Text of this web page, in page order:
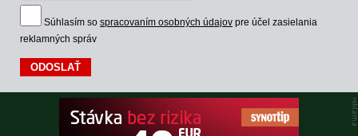
Súhlasím so spracovaním osobných údajov pre účel zasielania
reklamných správ